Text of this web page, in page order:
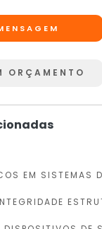
ORÇAMENTO
EM SISTEMAS